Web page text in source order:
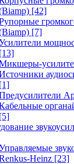
[42]
[7]
[13]
[1]
[5]
Heinz [23]